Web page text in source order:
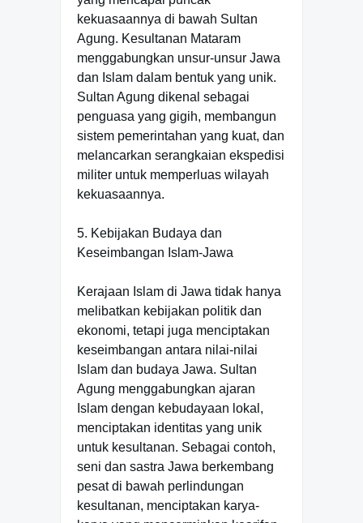
kekuasaannya di bawah Sultan
Agung. Kesultanan Mataram
menggabungkan unsur-unsur Jawa
dan Islam dalam bentuk yang unik.
Sultan Agung dikenal sebagai
penguasa yang gigih, membangun
sistem pemerintahan yang kuat, dan
melancarkan serangkaian ekspedisi
militer untuk memperluas wilayah
kekuasaannya.
5. Kebijakan Budaya dan
Keseimbangan Islam-Jawa
Kerajaan Islam di Jawa tidak hanya
melibatkan kebijakan politik dan
ekonomi, tetapi juga menciptakan
keseimbangan antara nilai-nilai
Islam dan budaya Jawa. Sultan
Agung menggabungkan ajaran
Islam dengan kebudayaan lokal,
menciptakan identitas yang unik
untuk kesultanan. Sebagai contoh,
seni dan sastra Jawa berkembang
pesat di bawah perlindungan
kesultanan, menciptakan karya-